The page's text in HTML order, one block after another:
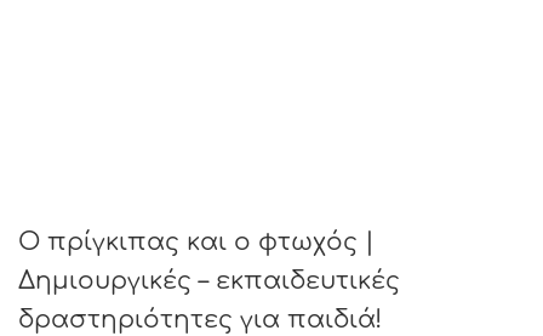
Ο πρίγκιπας και ο φτωχός |
Δημιουργικές – εκπαιδευτικές
δραστηριότητες για παιδιά!